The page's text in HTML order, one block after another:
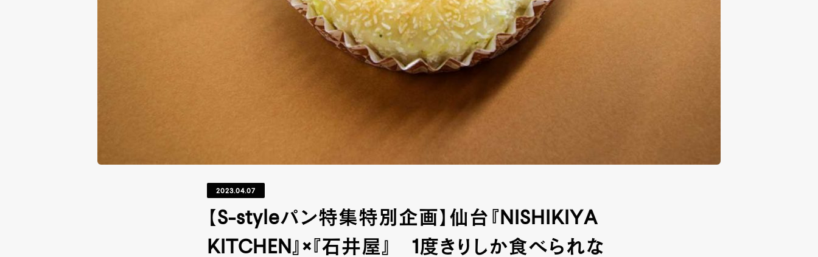
2023.04.07
【S-styleパン特集特別企画】仙台『NISHIKIYA
KITCHEN』×『石井屋』 1度きりしか食べられな